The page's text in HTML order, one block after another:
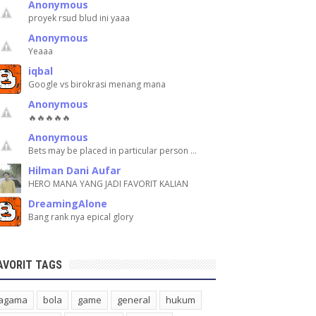
Anonymous
proyek rsud blud ini yaaa
Anonymous
Yeaaa
iqbal
Google vs birokrasi menang mana
Anonymous
🔥🔥🔥🔥🔥
Anonymous
Bets may be placed in particular person …
Hilman Dani Aufar
HERO MANA YANG JADI FAVORIT KALIAN
DreamingAlone
Bang rank nya epical glory
TAGS
bola game general
hukum